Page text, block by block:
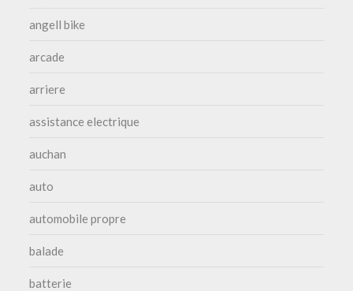
angell bike
arcade
arriere
assistance electrique
auchan
auto
automobile propre
balade
batterie